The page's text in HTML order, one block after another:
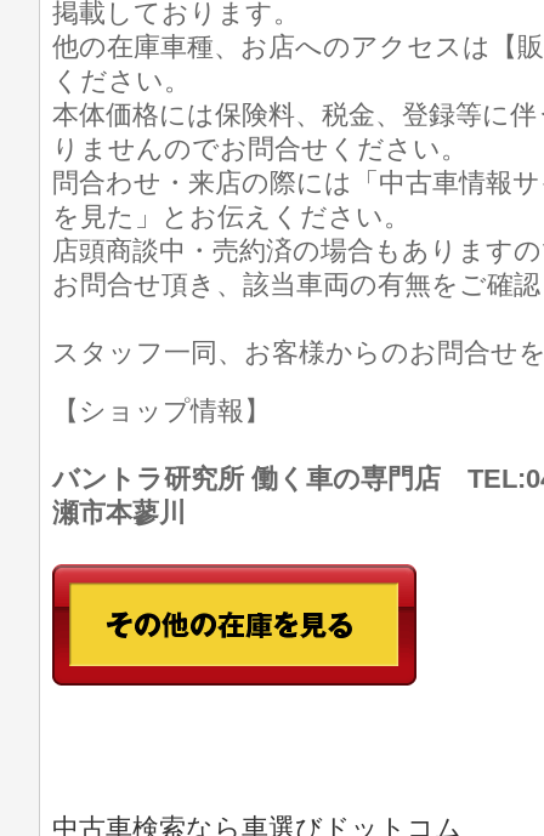
掲載しております。
他の在庫車種、お店へのアクセスは【
ください。
本体価格には保険料、税金、登録等に
りませんのでお問合せください。
問合わせ・来店の際には「中古車情報
を見た」とお伝えください。
店頭商談中・売約済の場合もあります
お問合せ頂き、該当車両の有無をご確
スタッフ一同、お客様からのお問合せ
【ショップ情報】
バントラ研究所 働く車の専門店
瀬市本蓼川
中古車検索なら車選びドットコム